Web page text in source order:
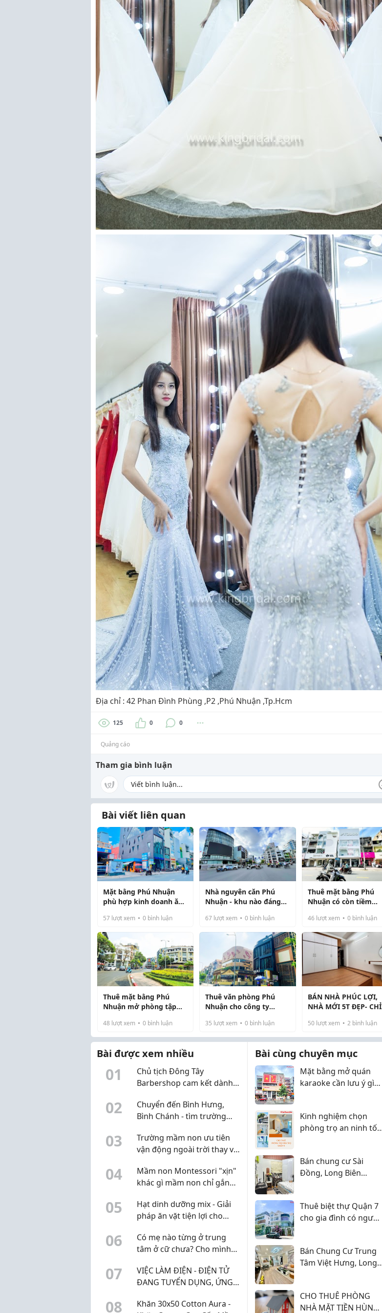
Địa chỉ : 42 Phan Đình Phùng ,P2 ,Phú Nhuận ,Tp.Hcm
125 0 0
Quảng cáo
Tham gia bình luận
Bài viết liên quan
Mặt bằng Phú Nhuận
phù hợp kinh doanh ăn
57 lượt xem 0 bình luận
Nhà nguyên căn Phú
Nhuận - khu nào đáng
67 lượt xem 0 bình luận
Thuê mặt bằng Phú
Nhuận có còn tiềm
46lượt xem 0bình luận
Thuê mặt bằng Phú
Nhuận mở phòng tập
48 lượt xem 0 bình luận
Thuê văn phòng Phú
Nhuận cho công ty
35 lượt xem 0 bình luận
BÁN NHÀ PHÚC LỢI,
NHÀ MỚI 5T ĐẸP- CHỈ
CHỈ 5,85 TỶ
50lượt xem 2 bình luận
Bài được xem nhiều
01
Chủ tịch Đông Tây
Barbershop cam kết dành
ủng hộ 3 tỷ đồng cho Hội
Chữ thập đỏ TP.HCM
02
Chuyển đến Bình Hưng,
Bình Chánh - tìm trường
03
Trường mầm non ưu tiên
vận động ngoài trời thay vì
04
Mầm non Montessori "xịn"
khác gì mầm non chỉ gắn
05
Hạt dinh dưỡng mix - Giải
pháp ăn vặt tiện lợi cho
06
Có mẹ nào từng ở trung
tâm ở cữ chưa? Cho mình
07
VIỆC LÀM ĐIỆN - ĐIỆN TỬ
ĐANG TUYỂN DỤNG, ỨNG
08
Khăn 30x50 Cotton Aura -
Bài cùng chuyên mục
Mặt bằng mở quán
karaoke cần lưu ý gì
Kinh nghiệm chọn
phòng trọ an ninh tốt
Bán chung cư Sài
Đồng, Long Biên
Thuê biệt thự Quận 7
cho gia đình có người
Bán Chung Cư Trung
Tâm Việt Hưng, Long
5,38 tỷ
CHO THUÊ PHÒNG
NHÀ MẶT TIỀN HÙNG